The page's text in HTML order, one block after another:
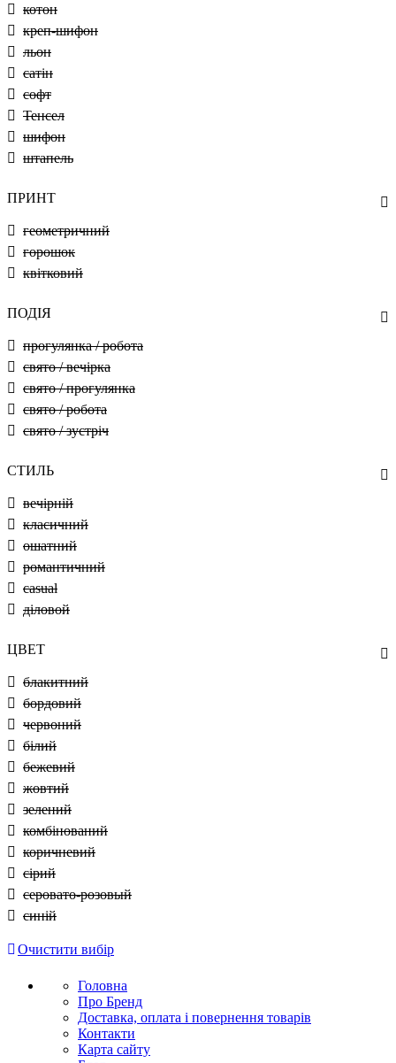
котон
креп-шифон
льон
сатін
софт
Тенсел
шифон
штапель
ПРИНТ
геометричний
горошок
квітковий
ПОДІЯ
прогулянка / робота
свято / вечірка
свято / прогулянка
свято / робота
свято / зустріч
СТИЛЬ
вечірній
класичний
ошатний
романтичний
casual
діловой
ЦВЕТ
блакитний
бордовий
червоний
білий
бежевий
жовтий
зелений
комбінований
коричневий
сірий
серовато-розовый
синій
Очистити вибір
Головна
Про Бренд
Доставка, оплата і повернення товарів
Контакти
Карта сайту